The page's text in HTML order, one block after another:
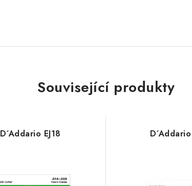
Související produkty
D´Addario EJ18